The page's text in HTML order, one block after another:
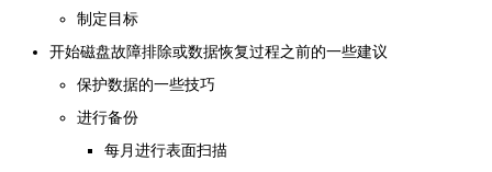
制定目标
开始磁盘故障排除或数据恢复过程之前的一些建议
保护数据的一些技巧
进行备份
每月进行表面扫描